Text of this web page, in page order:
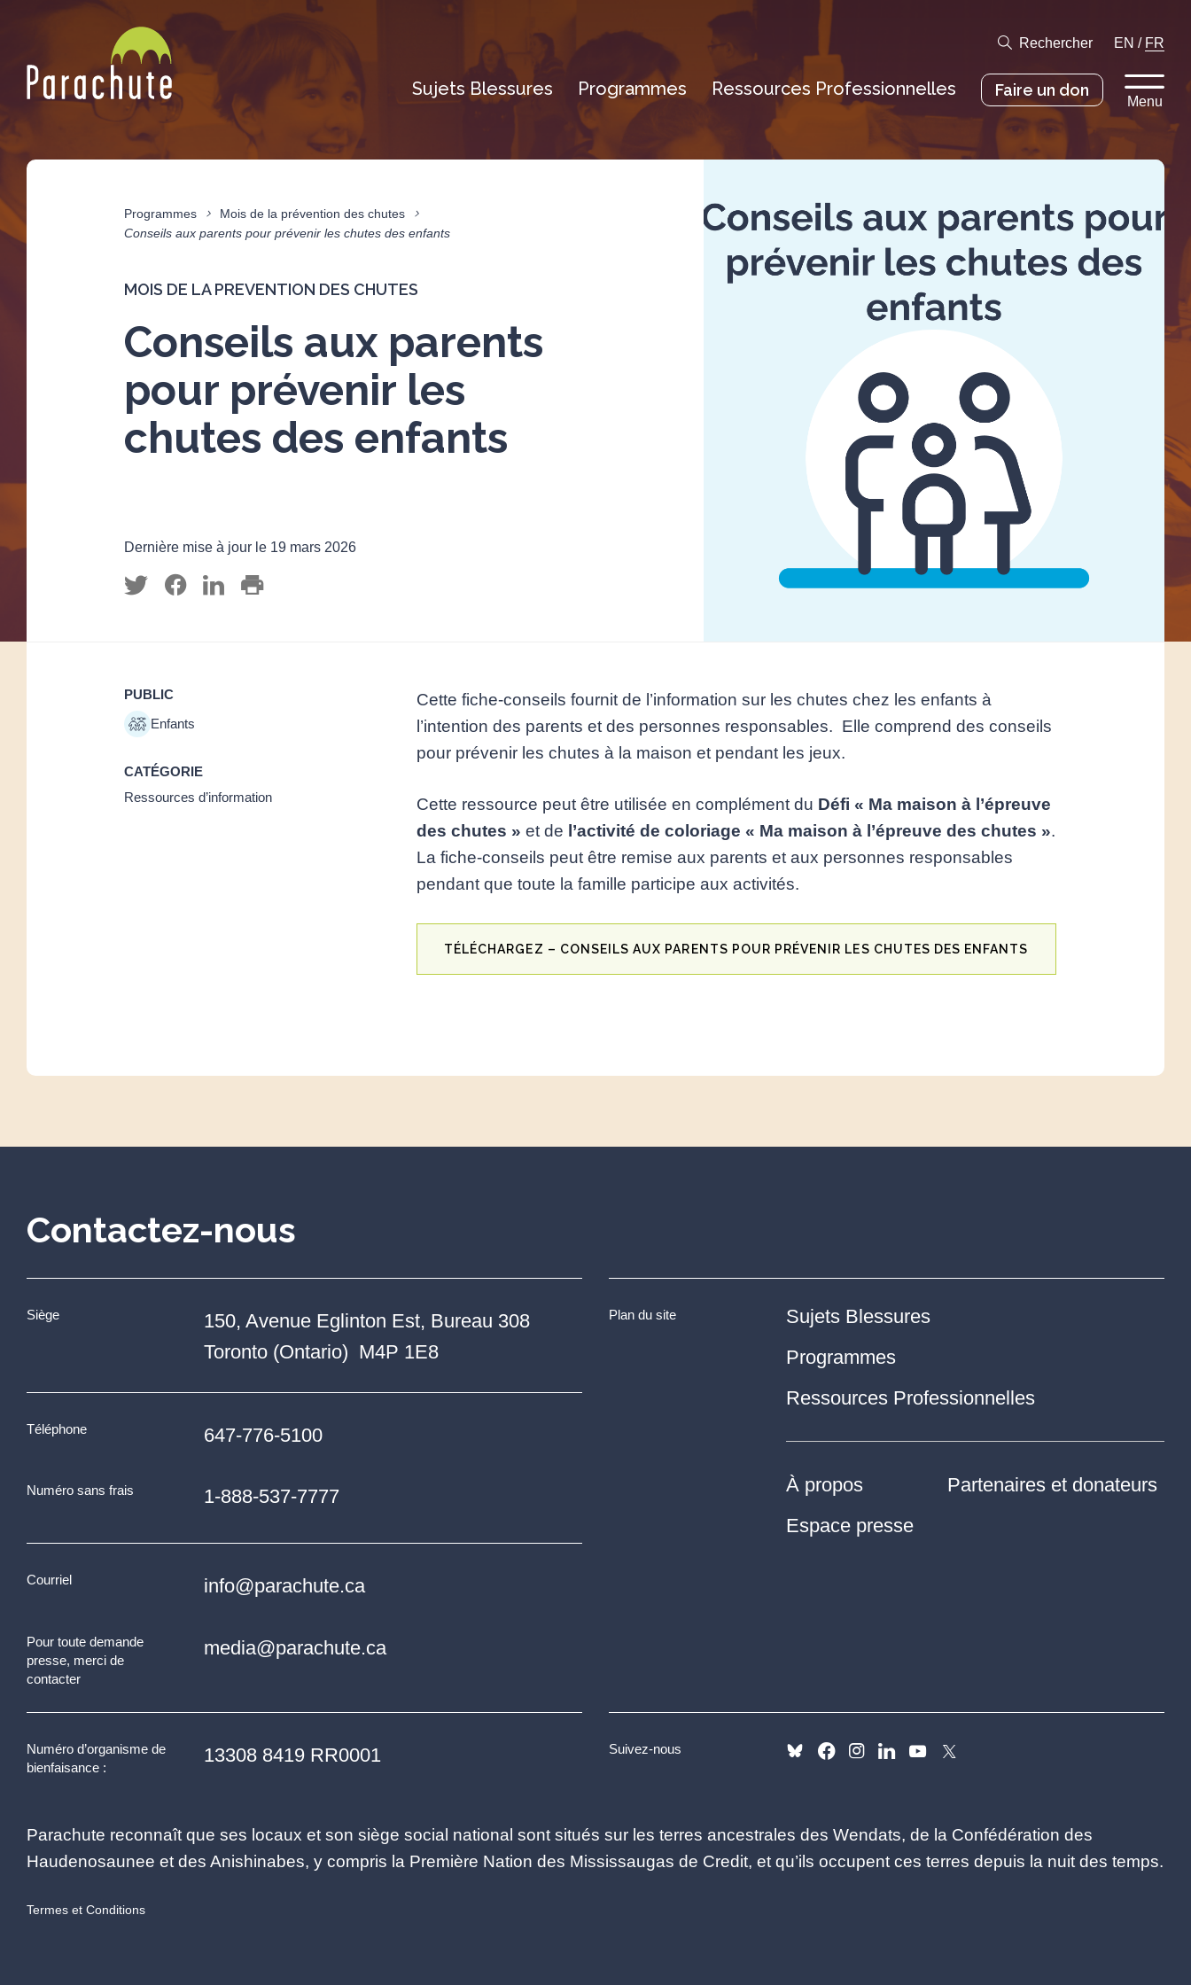
Rechercher EN / FR
Sujets Blessures Programmes Ressources Professionnelles Faire un don
Menu
Programmes
Mois de la prévention des chutes
Conseils aux parents pour prévenir les chutes des enfants
MOIS DE LA PREVENTION DES CHUTES
Conseils aux parents
pour prévenir les
chutes des enfants
Dernière mise à jour le 19 mars 2026
PUBLIC
Enfants
CATÉGORIE
Ressources d’information
Cette fiche-conseils fournit de l’information sur les chutes chez les enfants à
l’intention des parents et des personnes responsables. Elle comprend des conseils
pour prévenir les chutes à la maison et pendant les jeux.
Cette ressource peut être utilisée en complément du Défi « Ma maison à l’épreuve
des chutes » et de l’activité de coloriage « Ma maison à l’épreuve des chutes ».
La fiche-conseils peut être remise aux parents et aux personnes responsables
pendant que toute la famille participe aux activités.
TÉLÉCHARGEZ – CONSEILS AUX PARENTS POUR PRÉVENIR LES CHUTES DES ENFANTS
Contactez-nous
Siège
150, Avenue Eglinton Est, Bureau 308
Toronto (Ontario) M4P 1E8
Téléphone 647-776-5100
Numéro sans frais 1-888-537-7777
Courriel info@parachute.ca
Pour toute demande
presse, merci de
contacter
media@parachute.ca
Numéro d’organisme de
bienfaisance :
13308 8419 RR0001
Plan du site
Sujets Blessures
Programmes
Ressources Professionnelles
À propos
Espace presse
Partenaires et donateurs
Suivez-nous
Parachute reconnaît que ses locaux et son siège social national sont situés sur les terres ancestrales des Wendats, de la Confédération des
Haudenosaunee et des Anishinabes, y compris la Première Nation des Mississaugas de Credit, et qu’ils occupent ces terres depuis la nuit des temps.
Termes et Conditions